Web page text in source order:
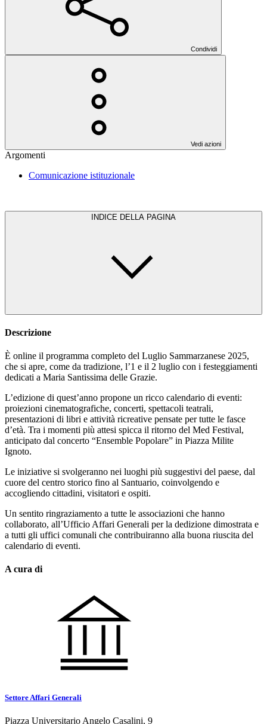
Condividi
Vedi azioni
Argomenti
Comunicazione istituzionale
INDICE DELLA PAGINA
Descrizione
È online il programma completo del Luglio Sammarzanese 2025,
che si apre, come da tradizione, l’1 e il 2 luglio con i festeggiamenti
dedicati a Maria Santissima delle Grazie.
L’edizione di quest’anno propone un ricco calendario di eventi:
proiezioni cinematografiche, concerti, spettacoli teatrali,
presentazioni di libri e attività ricreative pensate per tutte le fasce
d’età. Tra i momenti più attesi spicca il ritorno del Med Festival,
anticipato dal concerto “Ensemble Popolare” in Piazza Milite
Ignoto.
Le iniziative si svolgeranno nei luoghi più suggestivi del paese, dal
cuore del centro storico fino al Santuario, coinvolgendo e
accogliendo cittadini, visitatori e ospiti.
Un sentito ringraziamento a tutte le associazioni che hanno
collaborato, all’Ufficio Affari Generali per la dedizione dimostrata e
a tutti gli uffici comunali che contribuiranno alla buona riuscita del
calendario di eventi.
A cura di
Settore Affari Generali
Piazza Universitario Angelo Casalini, 9